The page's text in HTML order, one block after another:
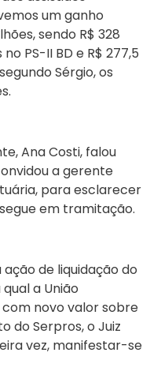
um ganho
sendo R$ 328
PS-II BD e R$ 277,5
Sérgio, os
Ana Costi, falou
a gerente
para esclarecer
em tramitação.
de liquidação do
a União
novo valor sobre
do Serpros, o Juiz
vez, manifestar-se